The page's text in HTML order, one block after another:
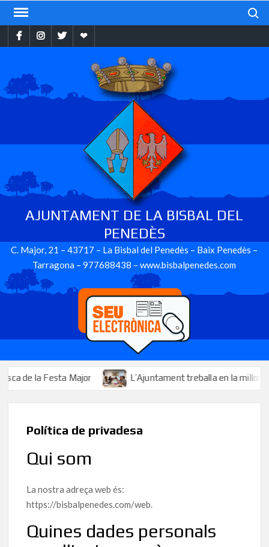
Skip
contentFacebookInstragram
TwitterEbando
AJUNTAMENT DE LA BISBAL DEL
PENEDÈS
C. Major, 21 – 43717 – La Bisbal del Penedès – Baix Penedès –
Tarragona – 977688438 – www.bisbalpenedes.com
la Festa Major L’Ajuntament treballa en la millora i
Política de privadesa
Qui som
La nostra adreça web és:
https://bisbalpenedes.com/web.
Quines dades personals